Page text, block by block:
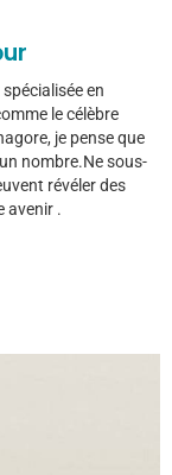
en
le célèbre
je pense que
nombre.Ne sous-
révéler des
avenir .